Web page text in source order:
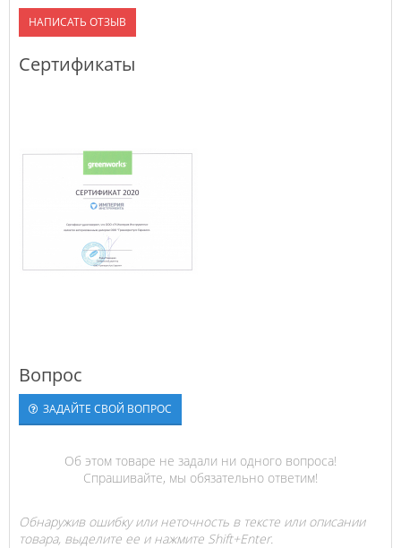
НАПИСАТЬ ОТЗЫВ
Сертификаты
Вопрос
ЗАДАЙТЕ СВОЙ ВОПРОС
Об этом товаре не задали ни одного вопроса!
Спрашивайте, мы обязательно ответим!
Обнаружив ошибку или неточность в тексте или описании
товара, выделите ее и нажмите Shift+Enter.